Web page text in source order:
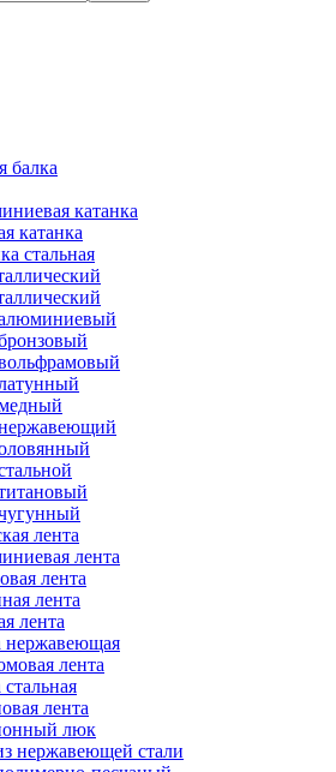
балка
катанка
катанка
стальная
лента
лента
лента
лента
лента
нержавеющая
лента
лента
люк
нержавеющей стали